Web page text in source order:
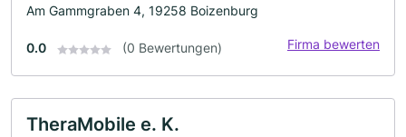
Am Gammgraben 4, 19258 Boizenburg
0.0 (0 Bewertungen) Firma bewerten
TheraMobile e. K.